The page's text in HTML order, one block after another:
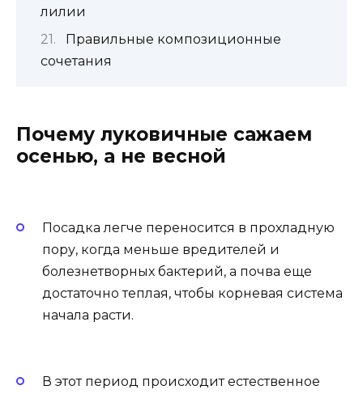
лилии
Правильные композиционные
сочетания
Почему луковичные сажаем
осенью, а не весной
Посадка легче переносится в прохладную
пору, когда меньше вредителей и
болезнетворных бактерий, а почва еще
достаточно теплая, чтобы корневая система
начала расти.
В этот период происходит естественное